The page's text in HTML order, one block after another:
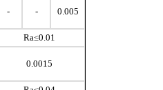
- - 0.005
Ra≤0.01
0.0015